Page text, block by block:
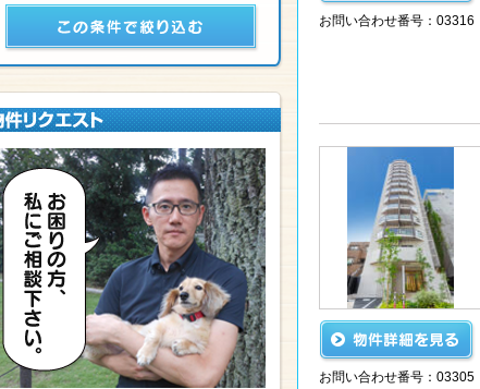
お問い合わせ番号：03316
お問い合わせ番号：03305